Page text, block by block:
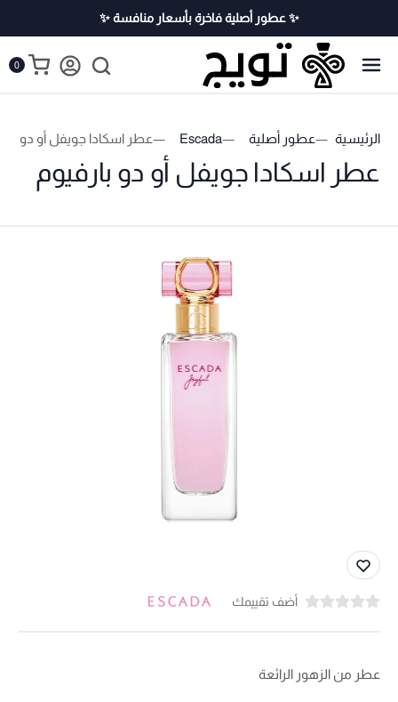
✨ عطور أصلية فاخرة بأسعار منافسة ✨
0
الرئيسية عطور أصلية Escada عطر اسكادا جويفل أو دو
عطر اسكادا جويفل أو دو بارفيوم
أضف تقييمك
عطر من الزهور الرائعة